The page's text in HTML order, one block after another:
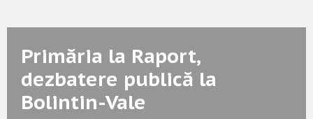
Primăria la Raport,
dezbatere publică la
Bolintin-Vale